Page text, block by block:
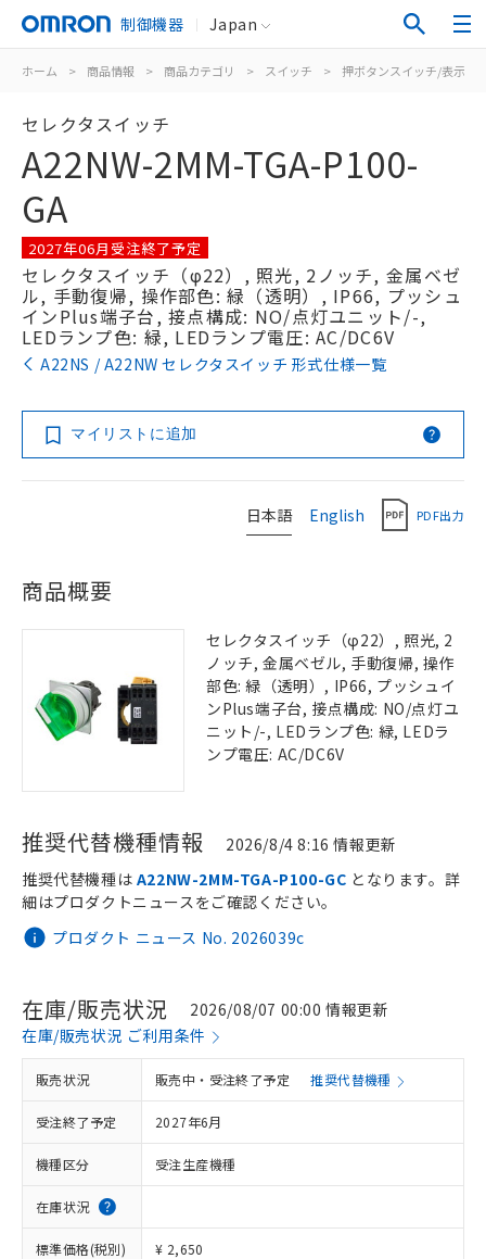
制御機器 Japan
ホーム > 商品情報 > 商品カテゴリ > スイッチ > 押ボタンスイッチ/表示灯
セレクタスイッチ
A22NW-2MM-TGA-P100-
GA
2027年06月受注終了予定
セレクタスイッチ（φ22）, 照光, 2ノッチ, 金属ベゼ
ル, 手動復帰, 操作部色: 緑（透明）, IP66, プッシュ
インPlus端子台, 接点構成: NO/点灯ユニット/-,
LEDランプ色: 緑, LEDランプ電圧: AC/DC6V
A22NS / A22NW セレクタスイッチ 形式仕様一覧
マイリストに追加
日本語 English PDF出力
商品概要
セレクタスイッチ（φ22）, 照光, 2
ノッチ, 金属ベゼル, 手動復帰, 操作
部色: 緑（透明）, IP66, プッシュイ
ンPlus端子台, 接点構成: NO/点灯ユ
ニット/-, LEDランプ色: 緑, LEDラ
ンプ電圧: AC/DC6V
推奨代替機種情報 2026/8/4 8:16 情報更新
プロダクト ニュース No. 2026039c
推奨代替機種は A22NW-2MM-TGA-P100-GC となります。詳
細はプロダクトニュースをご確認ください。
在庫/販売状況
2026/08/07 00:00 情報更新
在庫/販売状況 ご利用条件
販売状況 販売中・受注終了予定 推奨代替機種
受注終了予定 2027年6月
機種区分 受注生産機種
在庫状況
標準価格(税別) ¥ 2,650